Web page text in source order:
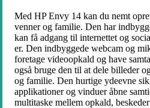
Med HP Envy 14 kan du nemt
venner og familie. Den har
kan få adgang til internettet og
er. Den indbyggede webcam og
foretage videoopkald og have
også bruge den til at dele billeder
og familie. Den hurtige ydeevne
applikationer og vinduer åbne
multitaske mellem opkald,